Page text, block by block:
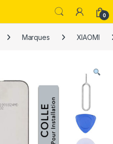
0
Marques XIAOMI